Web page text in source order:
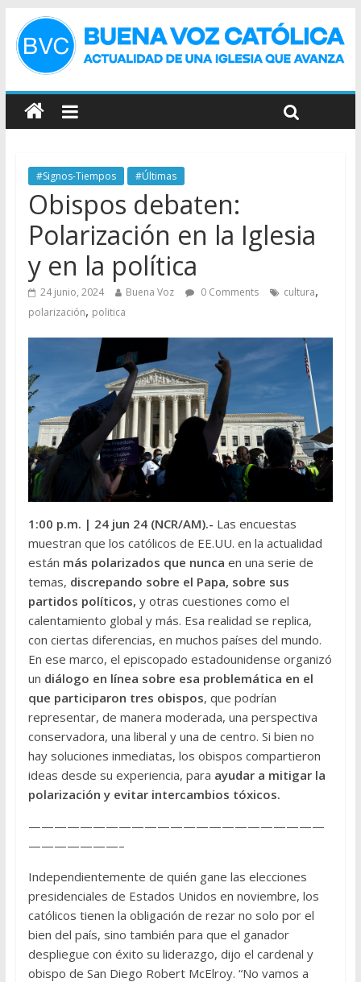
#Signos-Tiempos #Últimas
Obispos debaten:
Polarización en la Iglesia
y en la política
24 junio, 2024 Buena Voz 0 Comments cultura,
polarización, politica
1:00 p.m. | 24 jun 24 (NCR/AM).- Las encuestas
muestran que los católicos de EE.UU. en la actualidad
están más polarizados que nunca en una serie de
temas, discrepando sobre el Papa, sobre sus
partidos políticos, y otras cuestiones como el
calentamiento global y más. Esa realidad se replica,
con ciertas diferencias, en muchos países del mundo.
En ese marco, el episcopado estadounidense organizó
un diálogo en línea sobre esa problemática en el
que participaron tres obispos, que podrían
representar, de manera moderada, una perspectiva
conservadora, una liberal y una de centro. Si bien no
hay soluciones inmediatas, los obispos compartieron
ideas desde su experiencia, para ayudar a mitigar la
polarización y evitar intercambios tóxicos.
———————————————————————
———————–
Independientemente de quién gane las elecciones
presidenciales de Estados Unidos en noviembre, los
católicos tienen la obligación de rezar no solo por el
bien del país, sino también para que el ganador
despliegue con éxito su liderazgo, dijo el cardenal y
obispo de San Diego Robert McElroy. “No vamos a